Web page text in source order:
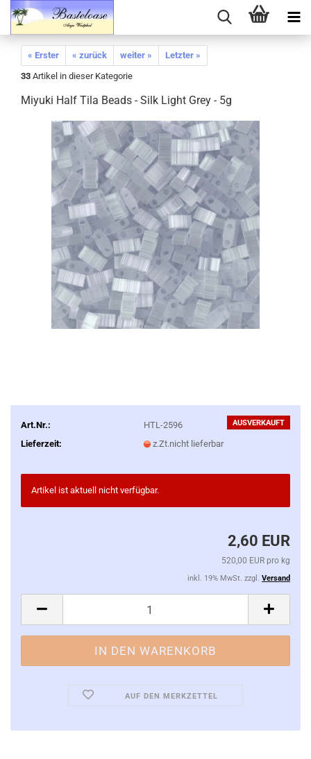
« Erster « zurück weiter »
Letzter »
33 Artikel in dieser Kategorie
Miyuki Half Tila Beads - Silk Light Grey - 5g
AUSVERKAUFT
Art.Nr.:
HTL-2596
Lieferzeit:
z.Zt.nicht lieferbar
Artikel ist aktuell nicht verfügbar.
2,60 EUR
520,00 EUR pro kg
inkl. 19% MwSt. zzgl. Versand
AUF DEN MERKZETTEL